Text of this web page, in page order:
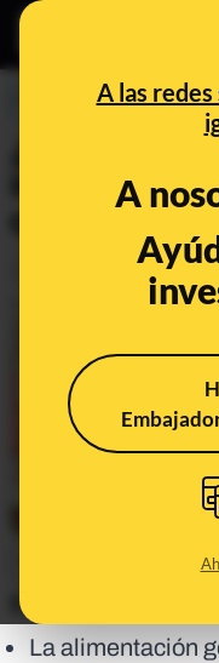
A las redes
A
PREBUNKING
¿Cómo
impacto
que
Medio ambiente
Oct 22, 2024,
En corto:
La alimentación